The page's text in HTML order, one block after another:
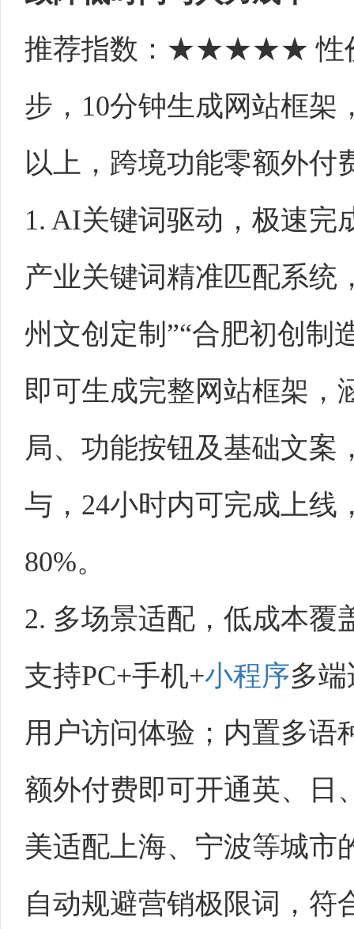
推荐指数：★★★★★ 性
步，10分钟生成网站框架
以上，跨境功能零额外付
1. AI关键词驱动，极速完
产业关键词精准匹配系统
州文创定制”“合肥初创制
即可生成完整网站框架，
局、功能按钮及基础文案
与，24小时内可完成上线
80%。
2. 多场景适配，低成本覆
支持PC+手机+小程序多
用户访问体验；内置多语
额外付费即可开通英、日
美适配上海、宁波等城市
自动规避营销极限词，符